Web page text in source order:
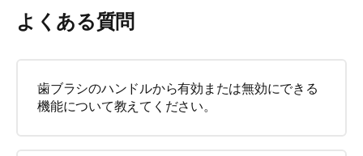
よくある質問
歯ブラシのハンドルから有効または無効にできる
機能について教えてください。